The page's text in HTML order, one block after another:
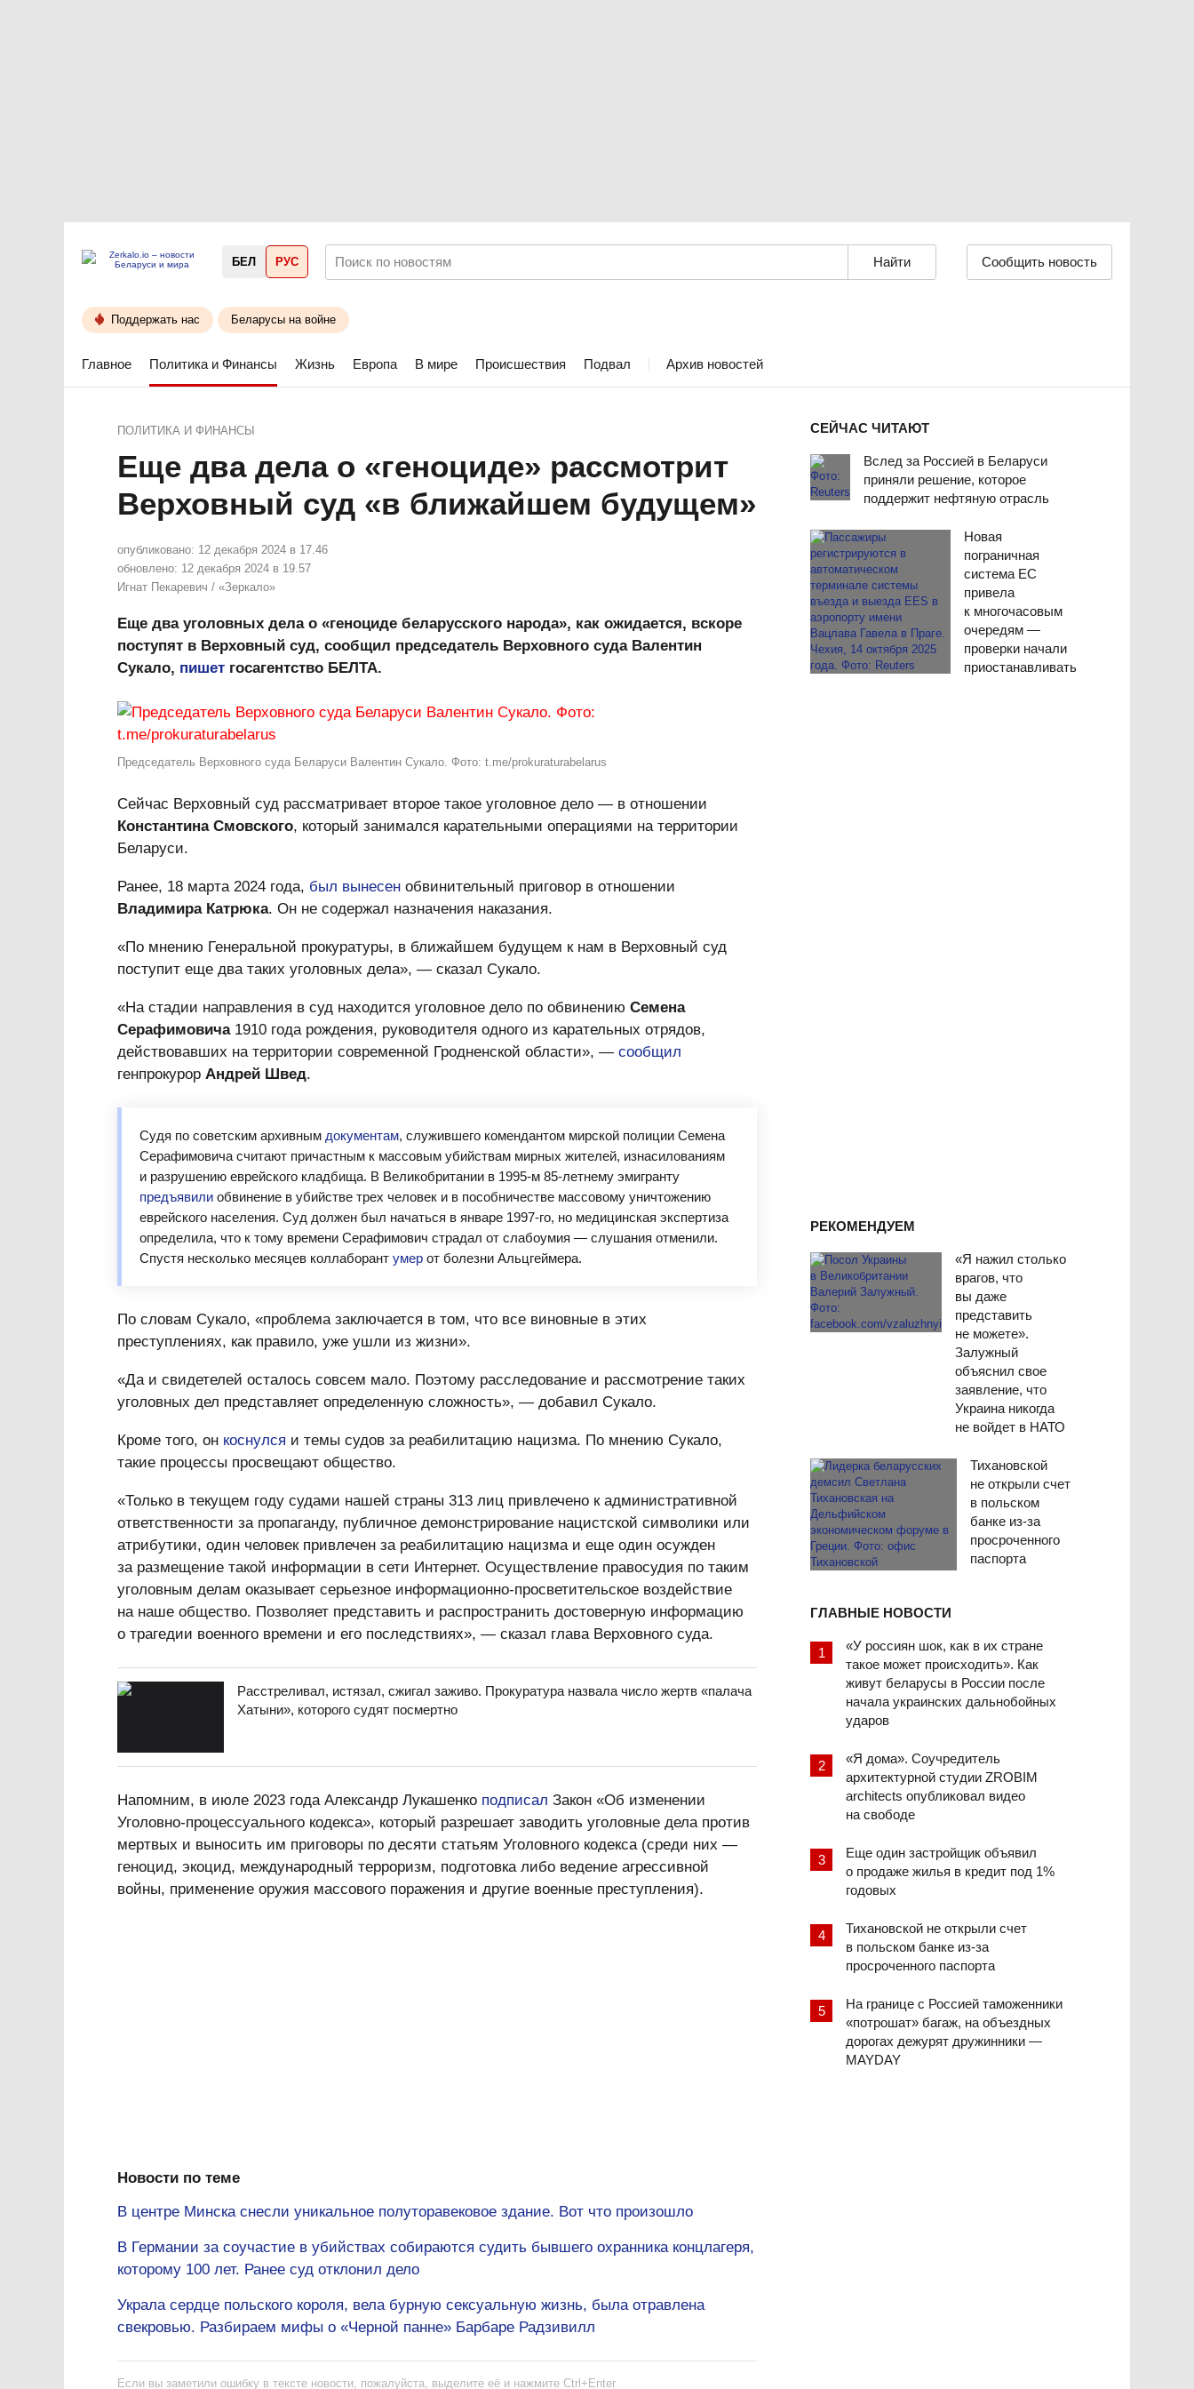
БЕЛ РУС Сообщить новость
Поддержать нас Беларусы на войне
Главное Политика и Финансы Жизнь Европа В мире Происшествия Подвал Архив новостей
СЕЙЧАС ЧИТАЮТ
Вслед за Россией в Беларуси
приняли решение, которое
поддержит нефтяную отрасль
Новая
пограничная
система ЕС
привела
к многочасовым
очередям —
проверки начали
приостанавливать
РЕКОМЕНДУЕМ
«Я нажил столько
врагов, что
вы даже
представить
не можете».
Залужный
объяснил свое
заявление, что
Украина никогда
не войдет в НАТО
Тихановской
не открыли счет
в польском
банке из-за
просроченного
паспорта
ГЛАВНЫЕ НОВОСТИ
«У россиян шок, как в их стране
такое может происходить». Как
живут беларусы в России после
начала украинских дальнобойных
ударов
«Я дома». Соучредитель
архитектурной студии ZROBIM
architects опубликовал видео
на свободе
Еще один застройщик объявил
о продаже жилья в кредит под 1%
годовых
Тихановской не открыли счет
в польском банке из-за
просроченного паспорта
На границе с Россией таможенники
«потрошат» багаж, на объездных
дорогах дежурят дружинники —
MAYDAY
ПОЛИТИКА И ФИНАНСЫ
Еще два дела о «геноциде» рассмотрит
Верховный суд «в ближайшем будущем»
опубликовано: 12 декабря 2024 в 17.46
обновлено: 12 декабря 2024 в 19.57
Игнат Пекаревич / «Зеркало»
Еще два уголовных дела о «геноциде беларусского народа», как ожидается, вскоре
поступят в Верховный суд, сообщил председатель Верховного суда Валентин
Сукало, пишет госагентство БЕЛТА.
Председатель Верховного суда Беларуси Валентин Сукало. Фото: t.me/prokuraturabelarus
Сейчас Верховный суд рассматривает второе такое уголовное дело — в отношении
Константина Смовского, который занимался карательными операциями на территории
Беларуси.
Ранее, 18 марта 2024 года, был вынесен обвинительный приговор в отношении
Владимира Катрюка. Он не содержал назначения наказания.
«По мнению Генеральной прокуратуры, в ближайшем будущем к нам в Верховный суд
поступит еще два таких уголовных дела», — сказал Сукало.
«На стадии направления в суд находится уголовное дело по обвинению Семена
Серафимовича1910 года рождения, руководителя одного из карательных отрядов,
действовавших на территории современной Гродненской области», — сообщил
генпрокурор Андрей Швед.
Судя по советским архивным документам, служившего комендантом мирской полиции Семена
Серафимовича считают причастным к массовым убийствам мирных жителей, изнасилованиям
и разрушению еврейского кладбища. В Великобритании в 1995-м 85-летнему эмигранту
предъявили обвинение в убийстве трех человек и в пособничестве массовому уничтожению
еврейского населения. Суд должен был начаться в январе 1997-го, но медицинская экспертиза
определила, что к тому времени Серафимович страдал от слабоумия — слушания отменили.
Спустя несколько месяцев коллаборант умер от болезни Альцгеймера.
По словам Сукало, «проблема заключается в том, что все виновные в этих
преступлениях, как правило, уже ушли из жизни».
«Да и свидетелей осталось совсем мало. Поэтому расследование и рассмотрение таких
уголовных дел представляет определенную сложность», — добавил Сукало.
Кроме того, он коснулся и темы судов за реабилитацию нацизма. По мнению Сукало,
такие процессы просвещают общество.
«Только в текущем году судами нашей страны 313 лиц привлечено к административной
ответственности за пропаганду, публичное демонстрирование нацистской символики или
атрибутики, один человек привлечен за реабилитацию нацизма и еще один осужден
за размещение такой информации в сети Интернет. Осуществление правосудия по таким
уголовным делам оказывает серьезное информационно-просветительское воздействие
на наше общество. Позволяет представить и распространить достоверную информацию
о трагедии военного времени и его последствиях», — сказал глава Верховного суда.
Расстреливал, истязал, сжигал заживо. Прокуратура назвала число жертв «палача
Хатыни», которого судят посмертно
Напомним, в июле 2023 года Александр Лукашенко подписал Закон «Об изменении
Уголовно-процессуального кодекса», который разрешает заводить уголовные дела против
мертвых и выносить им приговоры по десяти статьям Уголовного кодекса (среди них —
геноцид, экоцид, международный терроризм, подготовка либо ведение агрессивной
войны, применение оружия массового поражения и другие военные преступления).
Новости по теме
В центре Минска снесли уникальное полуторавековое здание. Вот что произошло
В Германии за соучастие в убийствах собираются судить бывшего охранника концлагеря,
которому 100 лет. Ранее суд отклонил дело
Украла сердце польского короля, вела бурную сексуальную жизнь, была отравлена
свекровью. Разбираем мифы о «Черной панне» Барбаре Радзивилл
Если вы заметили ошибку в тексте новости, пожалуйста, выделите её и нажмите Ctrl+Enter